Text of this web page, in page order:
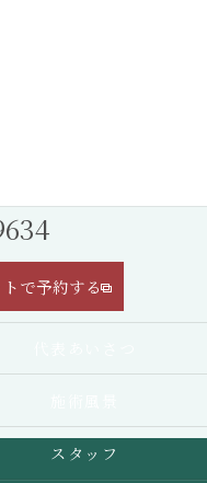
で予約する
スタッフ